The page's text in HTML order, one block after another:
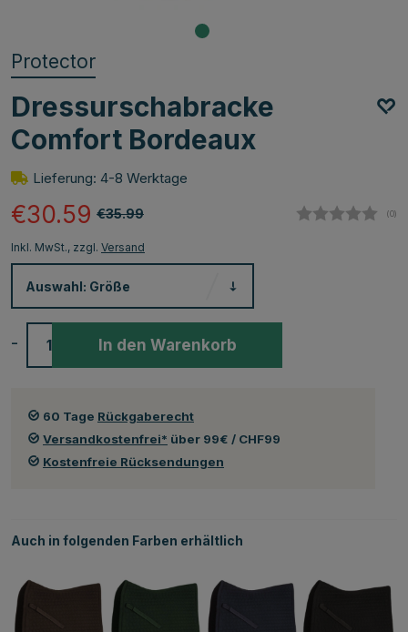
Protector
Dressurschabracke
Comfort Bordeaux
Lieferung: 4-8 Werktage
€35.99
€30.59 (0)
Inkl. MwSt., zzgl. Versand
Auswahl: Größe
- In den Warenkorb
60 Tage Rückgaberecht
Versandkostenfrei* über 99€ / CHF99
Kostenfreie Rücksendungen
Auch in folgenden Farben erhältlich